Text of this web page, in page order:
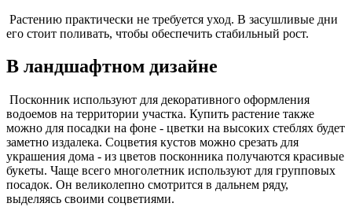
Растению практически не требуется уход. В засушливые дни
его стоит поливать, чтобы обеспечить стабильный рост.
В ландшафтном дизайне
Посконник используют для декоративного оформления
водоемов на территории участка. Купить растение также
можно для посадки на фоне - цветки на высоких стеблях будет
заметно издалека. Соцветия кустов можно срезать для
украшения дома - из цветов посконника получаются красивые
букеты. Чаще всего многолетник используют для групповых
посадок. Он великолепно смотрится в дальнем ряду,
выделяясь своими соцветиями.